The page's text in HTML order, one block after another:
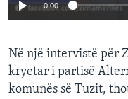
0:00
Në një intervistë për
kryetar i partisë
komunës së Tuzit,